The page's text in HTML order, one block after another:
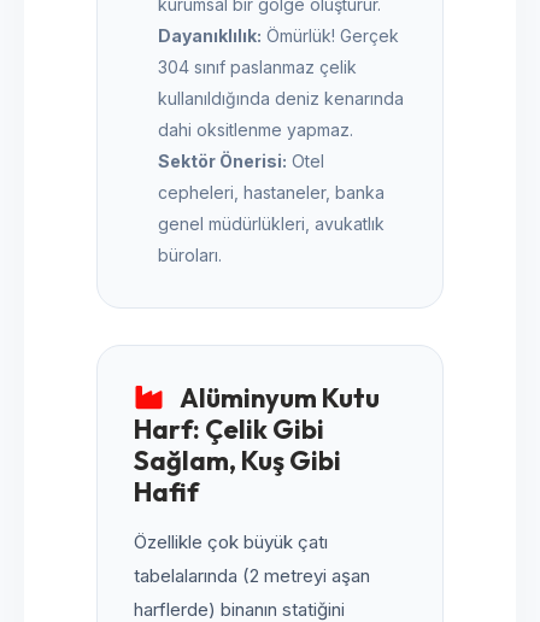
kurumsal bir gölge oluşturur.
Dayanıklılık: Ömürlük! Gerçek
304 sınıf paslanmaz çelik
kullanıldığında deniz kenarında
dahi oksitlenme yapmaz.
Sektör Önerisi: Otel
cepheleri, hastaneler, banka
genel müdürlükleri, avukatlık
büroları.
Alüminyum Kutu
Harf: Çelik Gibi
Sağlam, Kuş Gibi
Hafif
Özellikle çok büyük çatı
tabelalarında (2 metreyi aşan
harflerde) binanın statiğini